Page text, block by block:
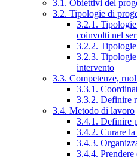
3.1. Obiettivi del
3.2. Tipologie di
3.2.1.
coinvolti nel
3.2.2.
3.2.3.
intervento
3.3. Competenze,
3.3.1.
3.3.2. Definire
3.4. Metodo di lavoro
3.4.1. Definire
3.4.2. Curare
3.4.3.
3.4.4. Prendere